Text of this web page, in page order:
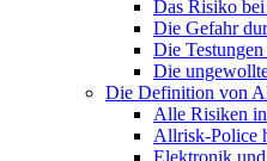
Das Risiko
Die Gefahr
Die
Die
Die Definition von
Alle Risiken
Allrisk-Police
Elektronik